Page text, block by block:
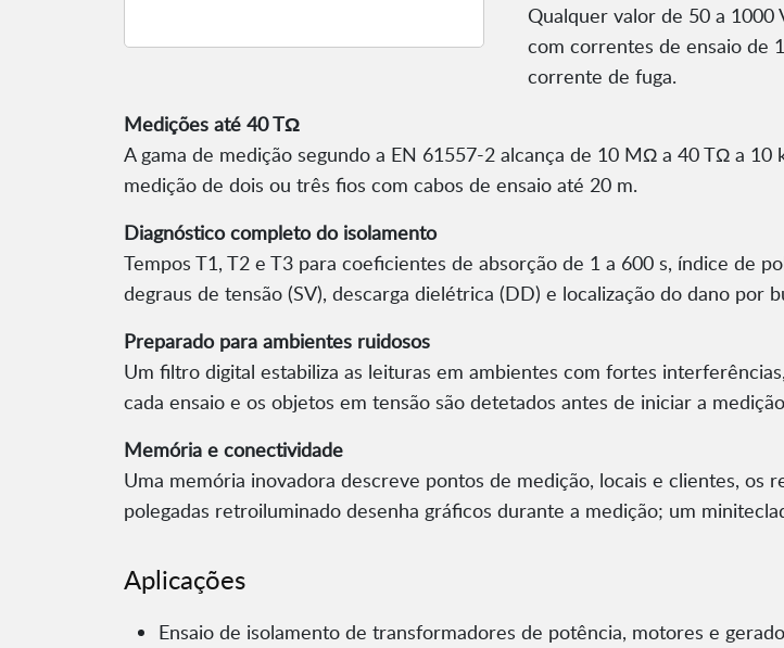
Qualquer valor de 50 a 1000
com correntes de ensaio de
corrente de fuga.
Medições até 40 TΩ
A gama de medição segundo a EN 61557-2 alcança de 10 MΩ a 40 TΩ a
medição de dois ou três fios com cabos de ensaio até 20 m.
Diagnóstico completo do isolamento
Tempos T1, T2 e T3 para coeficientes de absorção de 1 a 600 s, índice de
degraus de tensão (SV), descarga dielétrica (DD) e localização do dano por
Preparado para ambientes ruidosos
Um filtro digital estabiliza as leituras em ambientes com fortes
cada ensaio e os objetos em tensão são detetados antes de iniciar a
Memória e conectividade
Uma memória inovadora descreve pontos de medição, locais e clientes,
polegadas retroiluminado desenha gráficos durante a medição; um
Aplicações
Ensaio de isolamento de transformadores de potência, motores e